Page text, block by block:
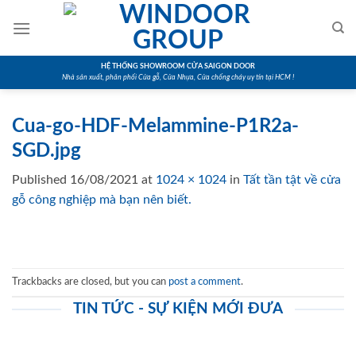
HỆ THỐNG SHOWROOM CỬA SAIGON DOOR
Nhà sản xuất, phân phối Cửa gỗ, Cửa Nhựa, Cửa chống cháy uy tín tại HCM !
Cua-go-HDF-Melammine-P1R2a-
SGD.jpg
Published 16/08/2021 at 1024 × 1024 in Tất tần tật về cửa
gỗ công nghiệp mà bạn nên biết.
Trackbacks are closed, but you can post a comment.
TIN TỨC - SỰ KIỆN MỚI ĐƯA